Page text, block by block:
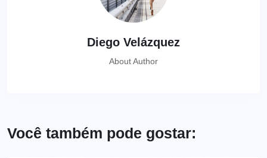
Diego Velázquez
About Author
Você também pode gostar: